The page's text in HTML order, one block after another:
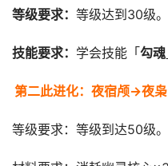
等级要求‌：
技能要求‌： 学会技能「 勾魂